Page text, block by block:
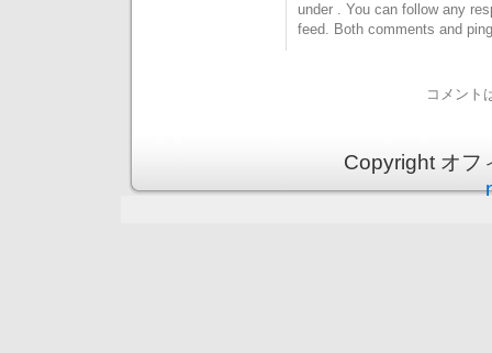
under . You can follow any
feed. Both comments and
コメント
Copyright オ